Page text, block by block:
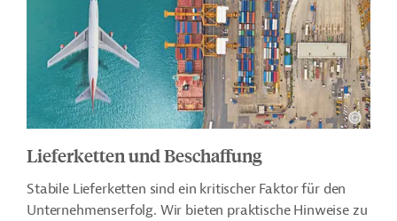
Lieferketten und Beschaffung
Stabile Lieferketten sind ein kritischer Faktor für den
Unternehmenserfolg. Wir bieten praktische Hinweise zu